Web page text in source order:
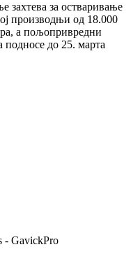
захтева за остваривање
производњи од 18.000
а пољопривредни
подносе до 25. марта
- GavickPro